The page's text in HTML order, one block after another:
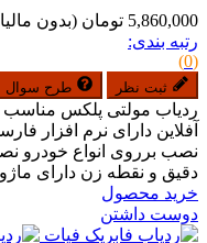
5,860,000 تومان
(بدون
رتبه بندی:
(0)
ثبت نظر طرح سوال
ردیاب مولتی پلکس مناسب
آفلاین دارای نرم افزار
نصب برروی انواع خودرو
دقیق و نقطه زن دارای
خرید محصول
دوست داشتن